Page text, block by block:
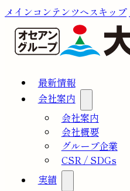
メインコンテンツへスキップ
最新情報
会社案内
会社案内
会社概要
グループ企業
CSR / SDGs
実績